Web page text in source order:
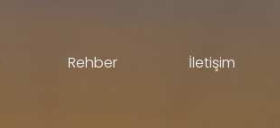
Rehber İletişim